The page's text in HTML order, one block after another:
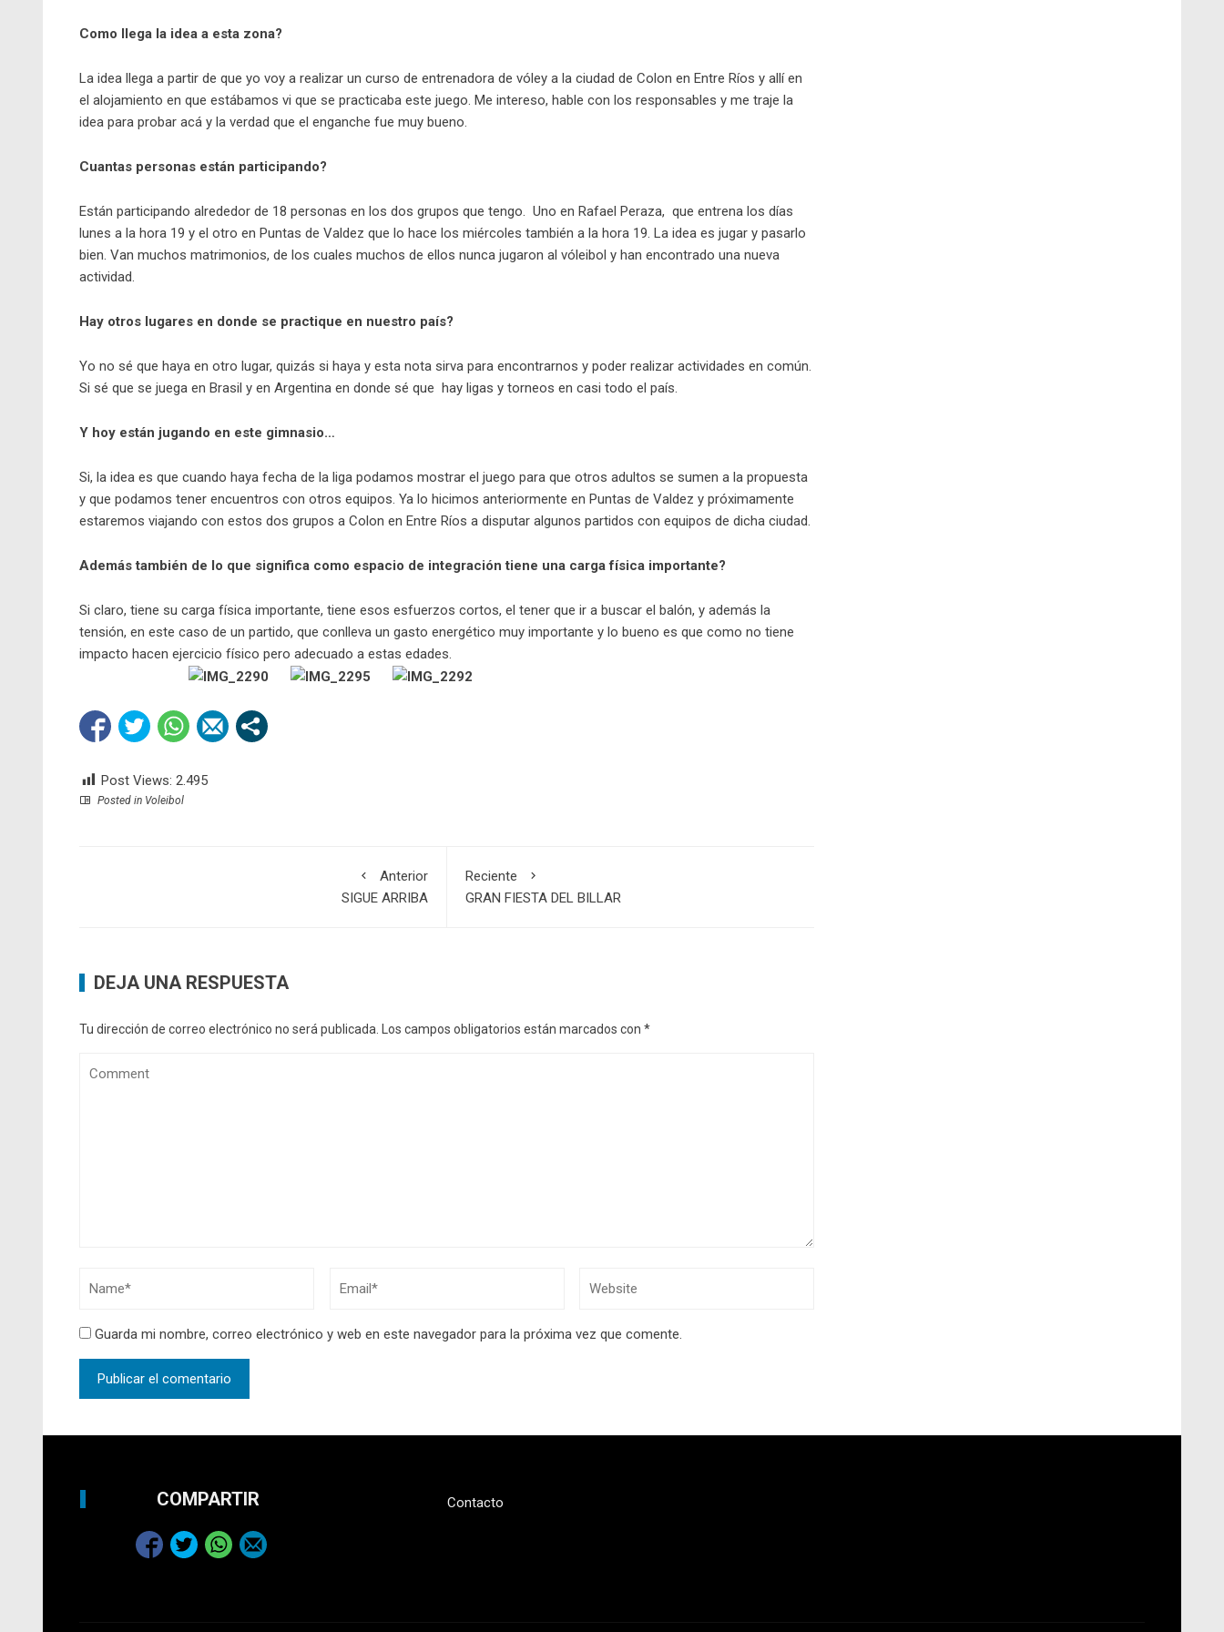
Como llega la idea a esta zona?
La idea llega a partir de que yo voy a realizar un curso de entrenadora de vóley a la ciudad de Colon en Entre Ríos y allí en
el alojamiento en que estábamos vi que se practicaba este juego. Me intereso, hable con los responsables y me traje la
idea para probar acá y la verdad que el enganche fue muy bueno.
Cuantas personas están participando?
Están participando alrededor de 18 personas en los dos grupos que tengo. Uno en Rafael Peraza, que entrena los días
lunes a la hora 19 y el otro en Puntas de Valdez que lo hace los miércoles también a la hora 19. La idea es jugar y pasarlo
bien. Van muchos matrimonios, de los cuales muchos de ellos nunca jugaron al vóleibol y han encontrado una nueva
actividad.
Hay otros lugares en donde se practique en nuestro país?
Yo no sé que haya en otro lugar, quizás si haya y esta nota sirva para encontrarnos y poder realizar actividades en común.
Si sé que se juega en Brasil y en Argentina en donde sé que hay ligas y torneos en casi todo el país.
Y hoy están jugando en este gimnasio…
Si, la idea es que cuando haya fecha de la liga podamos mostrar el juego para que otros adultos se sumen a la propuesta
y que podamos tener encuentros con otros equipos. Ya lo hicimos anteriormente en Puntas de Valdez y próximamente
estaremos viajando con estos dos grupos a Colon en Entre Ríos a disputar algunos partidos con equipos de dicha ciudad.
Además también de lo que significa como espacio de integración tiene una carga física importante?
Si claro, tiene su carga física importante, tiene esos esfuerzos cortos, el tener que ir a buscar el balón, y además la
tensión, en este caso de un partido, que conlleva un gasto energético muy importante y lo bueno es que como no tiene
impacto hacen ejercicio físico pero adecuado a estas edades.
Post Views: 2.495
Posted in Voleibol
Anterior
SIGUE ARRIBA
Reciente
GRAN FIESTA DEL BILLAR
DEJA UNA RESPUESTA
Tu dirección de correo electrónico no será publicada. Los campos obligatorios están marcados con *
Guarda mi nombre, correo electrónico y web en este navegador para la próxima vez que comente.
COMPARTIR Contacto